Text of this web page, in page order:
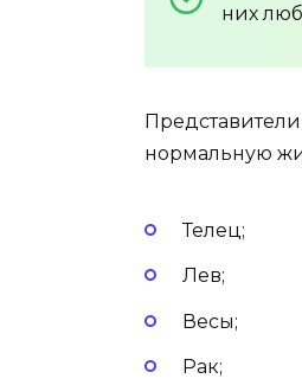
них
нормальную
Телец;
Лев;
Весы;
Рак;